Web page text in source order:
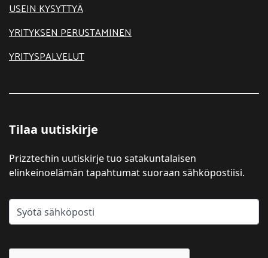
USEIN KYSYTTYÄ
YRITYKSEN PERUSTAMINEN
YRITYSPALVELUT
Tilaa uutiskirje
Prizztechin uutiskirje tuo satakuntalaisen
elinkeinoelämän tapahtumat suoraan sähköpostiisi.